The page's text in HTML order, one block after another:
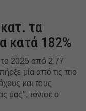
τα
κατά 182%
το 2025 από 2,77
μία από τις πιο
και τους
μας", τόνισε ο